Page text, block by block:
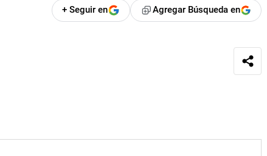
+ Seguir en Agregar Búsqueda en